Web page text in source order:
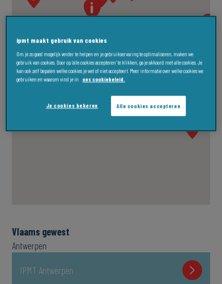
Vlaams gewest
Antwerpen
IPMT Antwerpen
ipmt maakt gebruik van cookies
Om je zo goed mogelijk verder te helpen en je gebruikservaring te optimaliseren, maken we
gebruik van cookies. Door op ‘alle cookies accepteren’ te klikken, ga je akkoord met alle cookies. Je
kan ook zelf bepalen welke cookies je wel of niet accepteert. Meer informatie over welke cookies we
gebruiken en waarom vind je in
ons cookiebeleid.
Alle cookies accepteren
Je cookies beheren